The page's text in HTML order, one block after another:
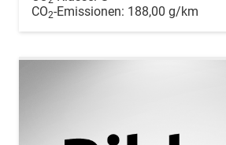
CO2-Emissionen: 188,00 g/km